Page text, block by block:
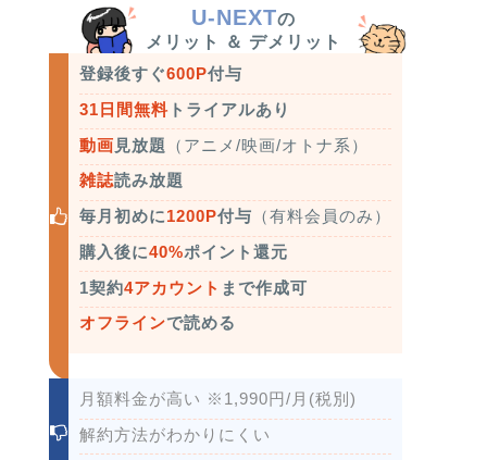
U-NEXTの
メリット ＆ デメリット
登録後すぐ600P付与
31日間無料 トライアルあり
動画 見放題
（アニメ/映画/オトナ系）
雑誌読み放題
毎月初めに1200P付与 （有料会員のみ）
購入後に40%ポイント還元
1契約4アカウント まで作成可
オフラインで読める
月額料金が高い ※1,990円/月(税別)
解約方法がわかりにくい